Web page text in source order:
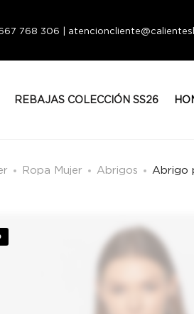
768 306 |
REBAJAS COLECCIÓN SS26
Ropa Mujer Abrigos Abrigo